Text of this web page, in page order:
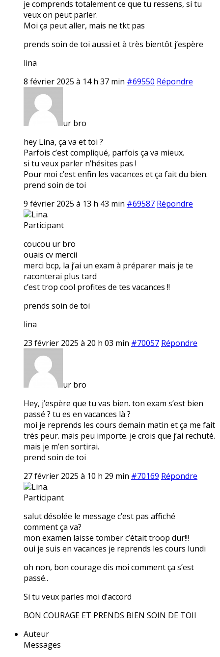
je comprends totalement ce que tu ressens, si tu
veux on peut parler.
Moi ça peut aller, mais ne tkt pas
prends soin de toi aussi et à très bientôt j’espère
lina
8 février 2025 à 14 h 37 min #69550 Répondre
ur bro
hey Lina, ça va et toi ?
Parfois c’est compliqué, parfois ça va mieux.
si tu veux parler n’hésites pas !
Pour moi c’est enfin les vacances et ça fait du bien.
prend soin de toi
9 février 2025 à 13 h 43 min #69587 Répondre
Lina.
Participant
coucou ur bro
ouais cv mercii
merci bcp, la j’ai un exam à préparer mais je te
raconterai plus tard
c’est trop cool profites de tes vacances !!
prends soin de toi
lina
23 février 2025 à 20 h 03 min #70057 Répondre
ur bro
Hey, j’espère que tu vas bien. ton exam s’est bien
passé ? tu es en vacances là ?
moi je reprends les cours demain matin et ça me fait
très peur. mais peu importe. je crois que j’ai rechuté.
mais je m’en sortirai.
prend soin de toi
27 février 2025 à 10 h 29 min #70169 Répondre
Lina.
Participant
salut désolée le message c’est pas affiché
comment ça va?
mon examen laisse tomber c’était troop dur!!!
oui je suis en vacances je reprends les cours lundi
oh non, bon courage dis moi comment ça s’est
passé..
Si tu veux parles moi d’accord
BON COURAGE ET PRENDS BIEN SOIN DE TOII
Auteur
Messages